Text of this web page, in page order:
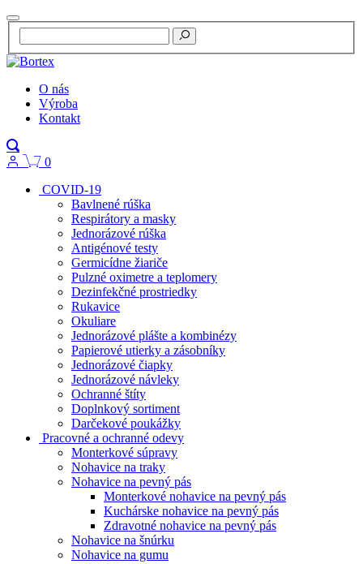
O nás
Výroba
Kontakt
0
COVID-19
Bavlnené rúška
Respirátory a masky
Jednorázové rúška
Antigénové testy
Germicídne žiariče
Pulzné oximetre a teplomery
Dezinfekčné prostriedky
Rukavice
Okuliare
Jednorázové plášte a kombinézy
Papierové utierky a zásobníky
Jednorázové čiapky
Jednorázové návleky
Ochranné štíty
Doplnkový sortiment
Darčekové poukážky
Pracovné a ochranné odevy
Monterkové súpravy
Nohavice na traky
Nohavice na pevný pás
Monterkové nohavice na pevný pás
Kuchárske nohavice na pevný pás
Zdravotné nohavice na pevný pás
Nohavice na šnúrku
Nohavice na gumu